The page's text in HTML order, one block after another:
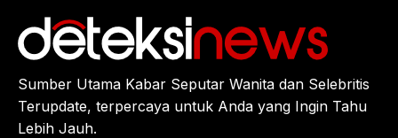
Sumber Utama Kabar Seputar Wanita dan Selebritis
Terupdate, terpercaya untuk Anda yang Ingin Tahu
Lebih Jauh.